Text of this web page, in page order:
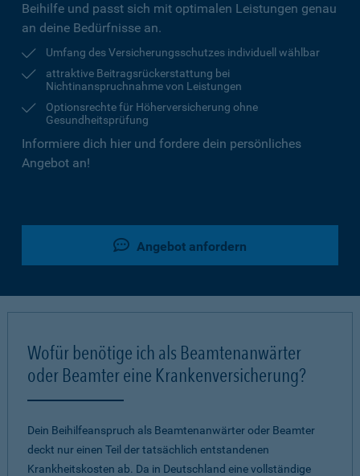
Beihilfe und passt sich mit optimalen Leistungen genau
an deine Bedürfnisse an.
Umfang des Versicherungsschutzes individuell wählbar
attraktive Beitragsrückerstattung bei
Nichtinanspruchnahme von Leistungen
Optionsrechte für Höherversicherung ohne
Gesundheitsprüfung
Informiere dich hier und fordere dein persönliches
Angebot an!
Angebot anfordern
Wofür benötige ich als Beamtenanwärter
oder Beamter eine Krankenversicherung?
Dein Beihilfeanspruch als Beamtenanwärter oder Beamter
deckt nur einen Teil der tatsächlich entstandenen
Krankheitskosten ab. Da in Deutschland eine vollständige